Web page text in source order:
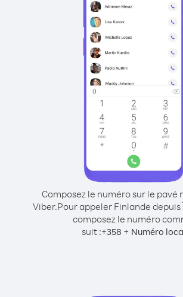
Composez le numéro sur le pavé
Viber.Pour appeler Finlande depuis
composez le numéro
suit :+358 + Numéro